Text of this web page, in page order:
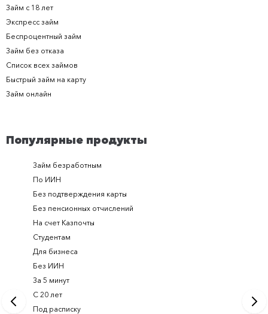
Займ с 18 лет
Экспресс займ
Беспроцентный займ
Займ без отказа
Список всех займов
Быстрый займ на карту
Займ онлайн
Популярные продукты
Займ безработным
По ИИН
Без подтверждения карты
Без пенсионных отчислений
На счет Казпочты
Студентам
Для бизнеса
Без ИИН
За 5 минут
С 20 лет
Под расписку
Займ на
Займ